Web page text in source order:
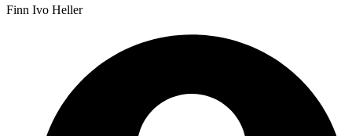
Finn Ivo Heller